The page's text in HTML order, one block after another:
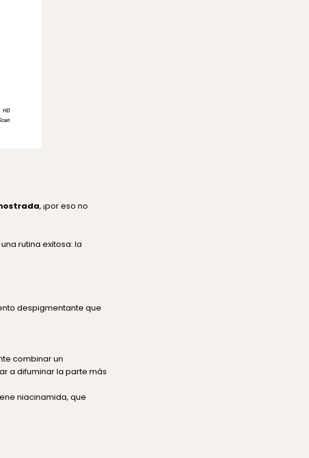
, ¡por eso no
rutina exitosa: la
despigmentante que
combinar un
a difuminar la parte más
niacinamida, que